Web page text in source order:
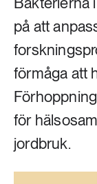
360 ARTIKLAR
Social
Transport
på att
förmåga att
för
jordbruk.